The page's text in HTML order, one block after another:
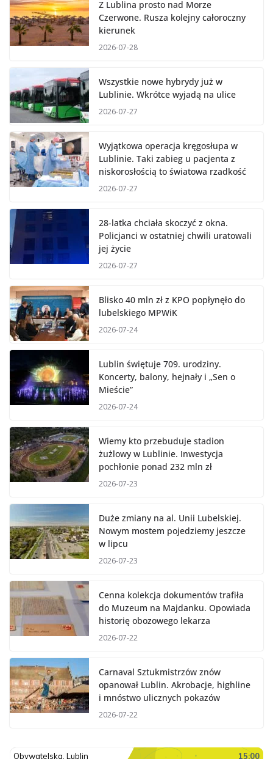
Z Lublina prosto nad Morze
Czerwone. Rusza kolejny całoroczny
kierunek
2026-07-28
Wszystkie nowe hybrydy już w
Lublinie. Wkrótce wyjadą na ulice
2026-07-27
Wyjątkowa operacja kręgosłupa w
Lublinie. Taki zabieg u pacjenta z
niskorosłością to światowa rzadkość
2026-07-27
28-latka chciała skoczyć z okna.
Policjanci w ostatniej chwili uratowali
jej życie
2026-07-27
Blisko 40 mln zł z KPO popłynęło do
lubelskiego MPWiK
2026-07-24
Lublin świętuje 709. urodziny.
Koncerty, balony, hejnały i „Sen o
Mieście”
2026-07-24
Wiemy kto przebuduje stadion
żużlowy w Lublinie. Inwestycja
pochłonie ponad 232 mln zł
2026-07-23
Duże zmiany na al. Unii Lubelskiej.
Nowym mostem pojedziemy jeszcze
w lipcu
2026-07-23
Cenna kolekcja dokumentów trafiła
do Muzeum na Majdanku. Opowiada
historię obozowego lekarza
2026-07-22
Carnaval Sztukmistrzów znów
opanował Lublin. Akrobacje, highline
i mnóstwo ulicznych pokazów
2026-07-22